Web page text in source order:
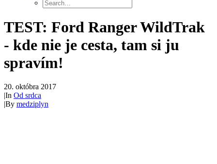
TEST: Ford Ranger WildTrak
- kde nie je cesta, tam si ju
spravím!
20. októbra 2017
|In Od srdca
|By medziplyn